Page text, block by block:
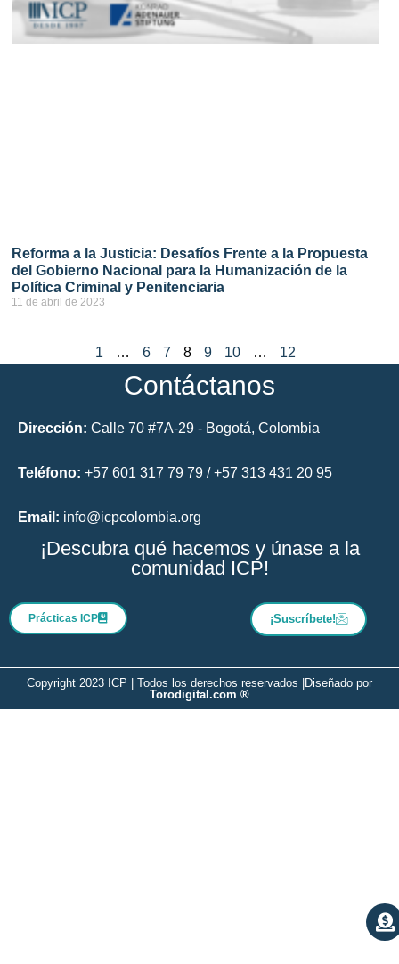
Reforma a la Justicia: Desafíos Frente a la Propuesta
del Gobierno Nacional para la Humanización de la
Política Criminal y Penitenciaria
11 de abril de 2023
1 … 6 7 8 9 10 … 12
Contáctanos
Dirección: Calle 70 #7A-29 - Bogotá, Colombia
Teléfono: +57 601 317 79 79 / +57 313 431 20 95
Email: info@icpcolombia.org
¡Descubra qué hacemos y únase a la
comunidad ICP!
Prácticas ICP ¡Suscríbete!
Copyright 2023 ICP | Todos los derechos reservados |
Diseñado por
Torodigital.com ®